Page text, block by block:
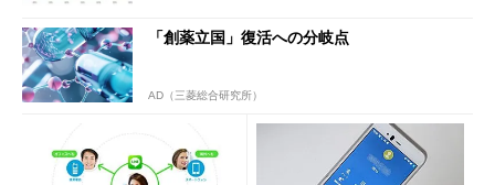
「創薬立国」復活への分岐点
AD（三菱総合研究所）